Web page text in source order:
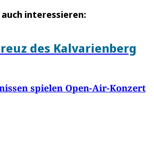
auch interessieren:
des Kalvarienberg
spielen Open-Air-Konzert